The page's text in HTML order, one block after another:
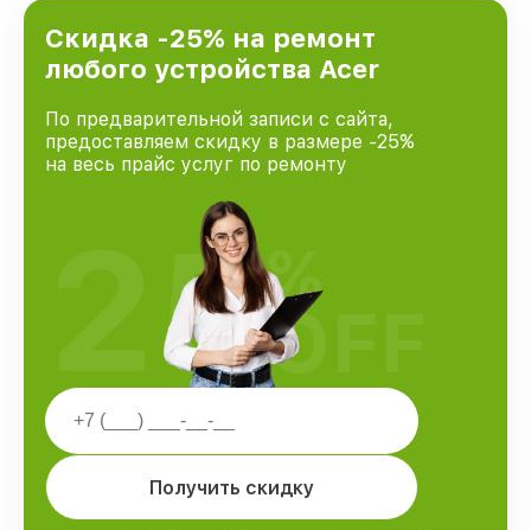
Краснодаре, постоянно повышая уровень
доверия и лояльности наших клиентов.
Скидка -25% на ремонт
любого устройства Acer
По предварительной записи с сайта,
предоставляем скидку в размере -25%
на весь прайс услуг по ремонту
Получить скидку
25%
OFF